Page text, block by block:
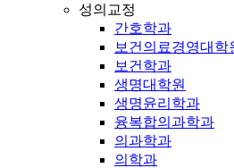
성의교정
간호학과
보건의료경영대학
보건학과
생명대학원
생명윤리학과
융복합의과학과
의과학과
의학과